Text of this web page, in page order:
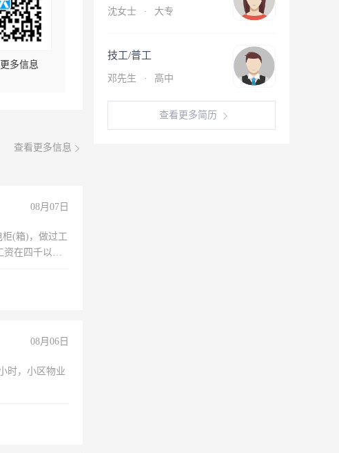
多信息
查看更多信息
08月07日
(箱)，做过工
资在四千以
08月06日
时，小区物业
沈女士 · 大专
技工/普工
邓先生 · 高中
查看更多简历